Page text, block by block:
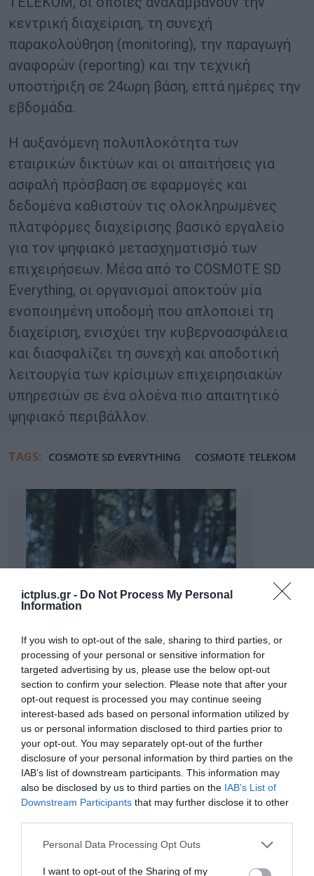
ictplus.gr - Do Not Process My Personal
Information
If you wish to opt-out of the sale, sharing to third parties, or
processing of your personal or sensitive information for
targeted advertising by us, please use the below opt-out
section to confirm your selection. Please note that after your
opt-out request is processed you may continue seeing
interest-based ads based on personal information utilized by
us or personal information disclosed to third parties prior to
your opt-out. You may separately opt-out of the further
disclosure of your personal information by third parties on the
IAB’s list of downstream participants. This information may
also be disclosed by us to third parties on the IAB’s List of
Downstream Participants that may further disclose it to other
Please note that this website/app uses one or more Google
not limited to your visit or usage behaviour. You may click to
Personal Data Processing Opt Outs
I want to opt-out of the Sharing of my
κεντρική διαχείριση, τη συνεχή
παρακολούθηση (monitoring), την παραγωγή
αναφορών (reporting) και την τεχνική
υποστήριξη σε 24ωρη βάση, επτά ημέρες την
εβδομάδα.
Η αυξανόμενη πολυπλοκότητα των
εταιρικών δικτύων και οι απαιτήσεις για
ασφαλή πρόσβαση σε εφαρμογές και
δεδομένα καθιστούν τις ολοκληρωμένες
πλατφόρμες διαχείρισης βασικό εργαλείο
για τον ψηφιακό μετασχηματισμό των
επιχειρήσεων. Μέσα από το COSMOTE SD
Everything, οι οργανισμοί αποκτούν μία
ενοποιημένη υποδομή που απλοποιεί τη
διαχείριση, ενισχύει την κυβερνοασφάλεια
και διασφαλίζει τη συνεχή και αποδοτική
λειτουργία των κρίσιμων επιχειρησιακών
υπηρεσιών σε ένα ολοένα πιο απαιτητικό
ψηφιακό περιβάλλον.
TAGS: COSMOTE SD EVERYTHING COSMOTE TELEKOM